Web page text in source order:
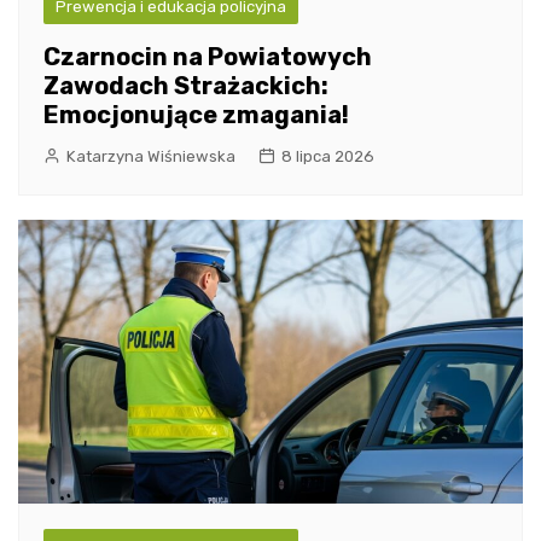
Prewencja i edukacja policyjna
Czarnocin na Powiatowych
Zawodach Strażackich:
Emocjonujące zmagania!
Katarzyna Wiśniewska 8 lipca 2026